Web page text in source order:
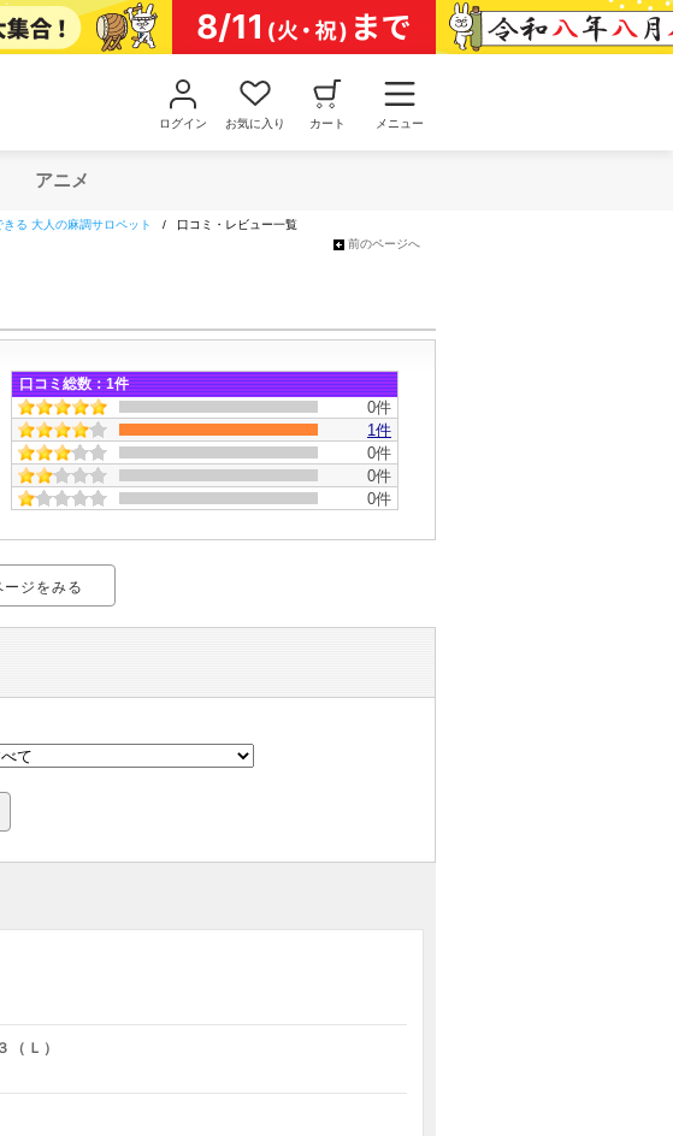
ログイン お気に入り カート メニュー
アニメ
きる 大人の麻調サロペット / 口コミ・レビュー一覧
前のページへ
口コミ総数：1件
0件
1件
0件
0件
0件
ージをみる
（Ｌ）